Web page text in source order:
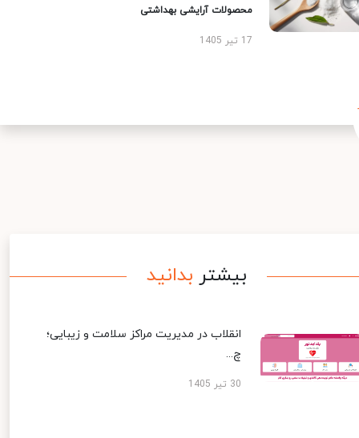
محصولات آرایشی بهداشتی
17 تیر 1405
بیشتر بدانید
انقلاب در مدیریت مراکز سلامت و زیبایی؛
چ...
30 تیر 1405